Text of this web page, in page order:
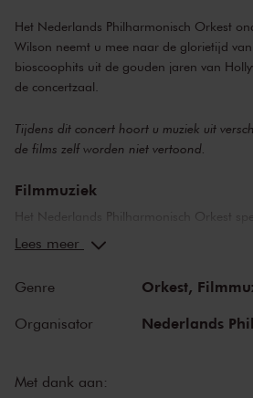
Het Nederlands Philharmonisch Orkest
Wilson neemt u mee naar de glorietijd
bioscoophits uit de gouden jaren van
de concertzaal.
Tijdens dit concert hoort u muziek uit
de films zelf worden niet vertoond.
Filmmuziek
Het Nederlands Philharmonisch Orkest
jaren van Hollywood: van de komische
uit bijvoorbeeld
Kings Row (1942) enThe
(1938) van Korngold en Gone with the
direct romantiek, drama en spanning op.
John Wilson dirigeert eigen
Lees meer
Genre Orkest,
Organisator Nederlands
Met dank aan: